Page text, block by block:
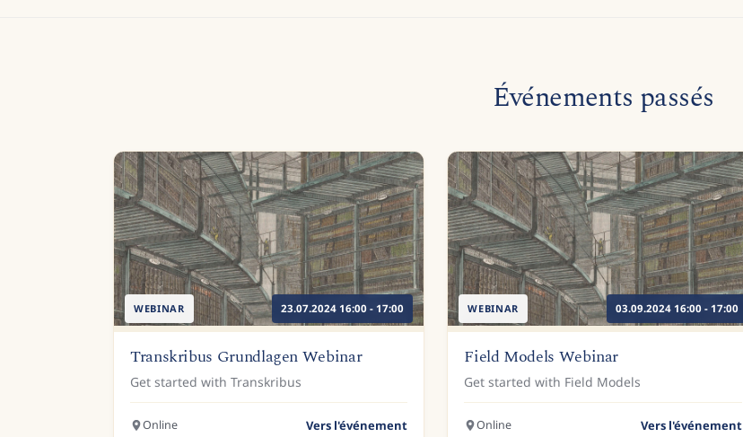
Événements passés
WEBINAR 23.07.2024 16:00 - 17:00
Transkribus Grundlagen Webinar
Get started with Transkribus
Online Vers l'événement
WEBINAR 03.09.2024 16:00 - 17:00
Field Models Webinar
Get started with Field Models
Online Vers l'événement